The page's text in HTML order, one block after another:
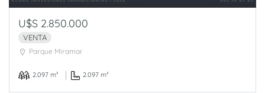
U$S 2.850.000
VENTA
Parque Miramar
2.097 m² 2.097 m²